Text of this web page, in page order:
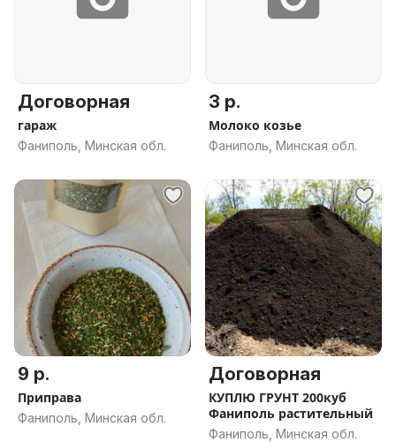
Договорная
гараж
Фаниполь, Минская обл.
3 р.
Молоко козье
Фаниполь, Минская обл.
9 р.
Приправа
Фаниполь, Минская обл.
Договорная
КУПЛЮ ГРУНТ 200куб
Фаниполь растительный
Фаниполь, Минская обл.